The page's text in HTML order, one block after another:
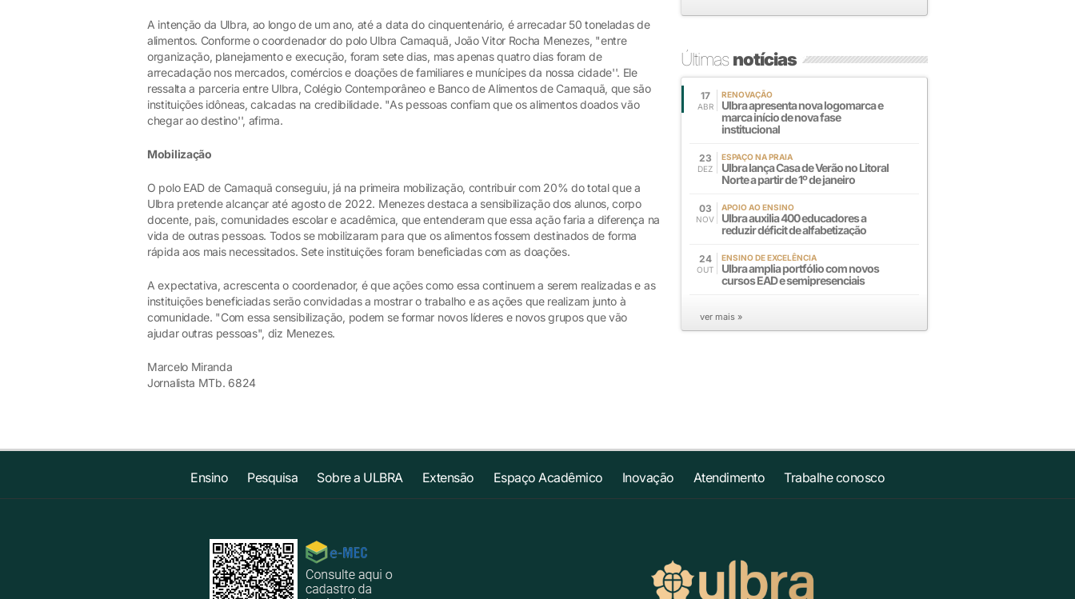
A intenção da Ulbra, ao longo de um ano, até a data do cinquentenário, é arrecadar 50 toneladas de
alimentos. Conforme o coordenador do polo Ulbra Camaquã, João Vitor Rocha Menezes, "entre
organização, planejamento e execução, foram sete dias, mas apenas quatro dias foram de
arrecadação nos mercados, comércios e doações de familiares e munícipes da nossa cidade''. Ele
ressalta a parceria entre Ulbra, Colégio Contemporâneo e Banco de Alimentos de Camaquã, que são
instituições idôneas, calcadas na credibilidade. "As pessoas confiam que os alimentos doados vão
chegar ao destino'', afirma.
Mobilização
O polo EAD de Camaquã conseguiu, já na primeira mobilização, contribuir com 20% do total que a
Ulbra pretende alcançar até agosto de 2022. Menezes destaca a sensibilização dos alunos, corpo
docente, pais, comunidades escolar e acadêmica, que entenderam que essa ação faria a diferença na
vida de outras pessoas. Todos se mobilizaram para que os alimentos fossem destinados de forma
rápida aos mais necessitados. Sete instituições foram beneficiadas com as doações.
A expectativa, acrescenta o coordenador, é que ações como essa continuem a serem realizadas e as
instituições beneficiadas serão convidadas a mostrar o trabalho e as ações que realizam junto à
comunidade. "Com essa sensibilização, podem se formar novos líderes e novos grupos que vão
ajudar outras pessoas", diz Menezes.
Marcelo Miranda
Jornalista MTb. 6824
Últimasnotícias
17
ABR
RENOVAÇÃO
Ulbra apresenta nova logomarca e
marca início de nova fase
institucional
23
DEZ
ESPAÇO NA PRAIA
Ulbra lança Casa de Verão no Litoral
Norte a partir de 1º de janeiro
03
NOV
APOIO AO ENSINO
Ulbra auxilia 400 educadores a
reduzir déficit de alfabetização
24
OUT
ENSINO DE EXCELÊNCIA
Ulbra amplia portfólio com novos
cursos EAD e semipresenciais
ver mais »
Ensino Pesquisa Sobre a ULBRA Extensão Espaço Acadêmico Inovação Atendimento Trabalhe conosco